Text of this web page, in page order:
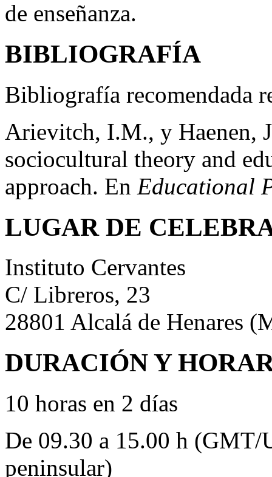
de enseñanza.
BIBLIOGRAFÍA
Bibliografía recomendada
Arievitch, I.M., y Haenen,
sociocultural theory and
approach. En Educational
LUGAR DE
Instituto Cervantes
C/ Libreros, 23
28801 Alcalá de Henares
DURACIÓN Y
10 horas en 2 días
De 09.30 a 15.00 h (GMT/
peninsular)